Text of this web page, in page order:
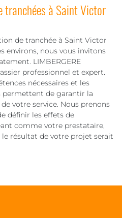
tranchées à Saint Victor
de tranchée à Saint Victor
environs, nous vous invitons
LIMBERGERE
professionnel et expert.
nécessaires et les
permettent de garantir la
votre service. Nous prenons
définir les effets de
comme votre prestataire,
résultat de votre projet serait